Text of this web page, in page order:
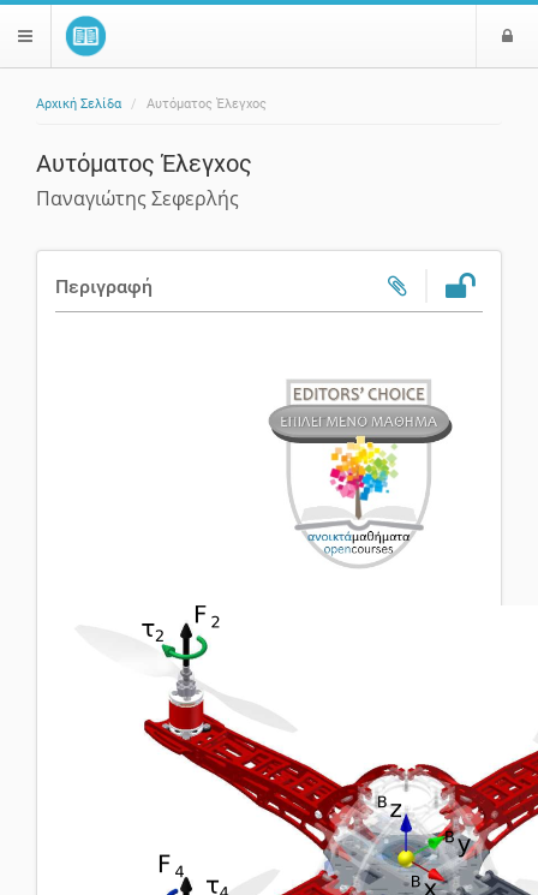
$langMenu
Αρχική Σελίδα Αυτόματος Έλεγχος
Αυτόματος Έλεγχος
Παναγιώτης Σεφερλής
Περιγραφή